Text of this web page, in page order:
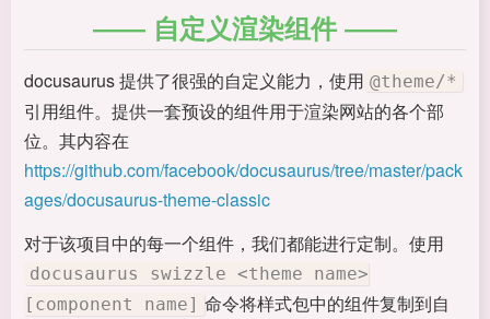
自定义渲染组件
docusaurus 提供了很强的自定义能力，使用 @theme/*
引用组件。提供一套预设的组件用于渲染网站的各个部
位。其内容在
https://github.com/facebook/docusaurus/tree/master/pack
ages/docusaurus-theme-classic
对于该项目中的每一个组件，我们都能进行定制。使用
docusaurus swizzle <theme name>
[component name] 命令将样式包中的组件复制到自